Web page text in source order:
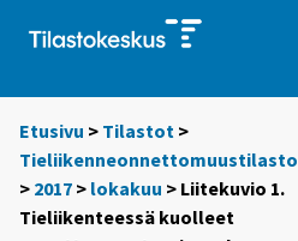
Etusivu > Tilastot >
Tieliikenneonnettomuustilasto
> 2017 > lokakuu > Liitekuvio 1.
Tieliikenteessä kuolleet